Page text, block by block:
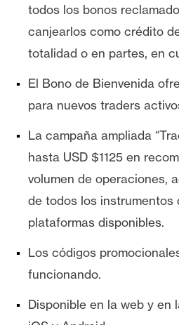
I
A
A
á
l
i
i
s
N
t
todos los bonos
canjearlos como crédito
totalidad o en partes, en
El Bono de Bienvenida
para nuevos traders
La campaña ampliada
hasta USD $1125 en
volumen de operaciones,
de todos los instrumentos
plataformas disponibles.
Los códigos
funcionando.
Disponible en la web y en